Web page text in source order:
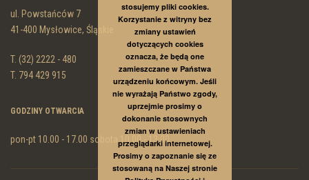
ul. Powstańców 7
41-400 Mysłowice, Śląskie
T. (32) 2222 - 480
T. 794 429 915
GODZINY OTWARCIA
pon-pt 10.00 - 17.00 sobota 10.00 - 13.00
stosujemy pliki cookies.
Korzystanie z witryny bez
zmiany ustawień
dotyczących cookies
oznacza, że będą one
zamieszczane w Państwa
urządzeniu końcowym. Jeśli
nie wyrażają Państwo zgody,
uprzejmie prosimy o
dokonanie stosownych
zmian w ustawieniach
przeglądarki internetowej.
Prosimy o zapoznanie się ze
stosowaną na Naszej stronie